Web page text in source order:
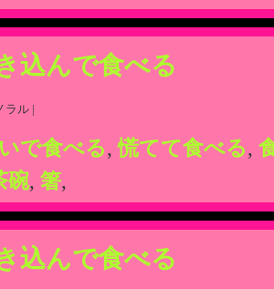
込んで食べる
ラル |
で食べる,慌てて食べる,
碗, 箸,
込んで食べる